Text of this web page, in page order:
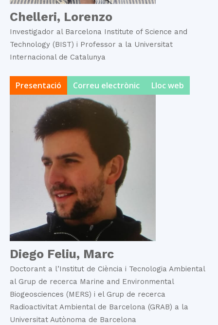
Chelleri, Lorenzo
Investigador al Barcelona Institute of Science and
Technology (BIST) i Professor a la Universitat
Internacional de Catalunya
Presentació Correu electrònic Lloc web
Diego Feliu, Marc
Doctorant a l’Institut de Ciència i Tecnologia Ambiental
al Grup de recerca Marine and Environmental
Biogeosciences (MERS) i el Grup de recerca
Radioactivitat Ambiental de Barcelona (GRAB) a la
Universitat Autònoma de Barcelona